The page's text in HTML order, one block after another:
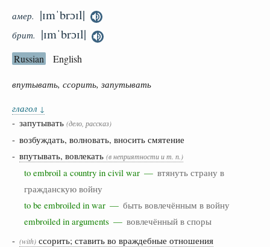
амер. |ɪmˈbrɔɪl|
брит. |ɪmˈbrɔɪl|
Russian English
впутывать, ссорить, запутывать
глагол ↓
- запутывать (дело, рассказ)
- возбуждать, волновать, вносить смятение
- впутывать, вовлекать (в неприятности и т. п.)
to embroil a country in civil war — втянуть страну в
гражданскую войну
to be embroiled in war — быть вовлечённым в войну
embroiled in arguments — вовлечённый в споры
- (with) ссорить; ставить во враждебные отношения